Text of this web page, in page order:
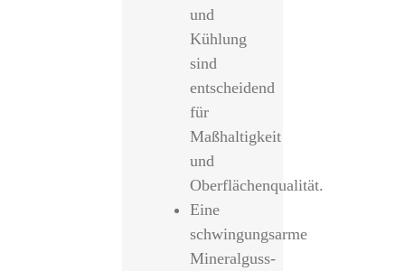
und
Kühlung
sind
entscheidend
für
Maßhaltigkeit
und
Oberflächenqualität.
Eine
schwingungsarme
Mineralguss-